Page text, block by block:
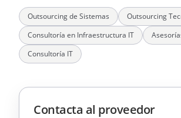
Outsourcing de Sistemas
Outsourcing
Consultoría en Infraestructura IT
Consultoría IT
Contacta al proveedor